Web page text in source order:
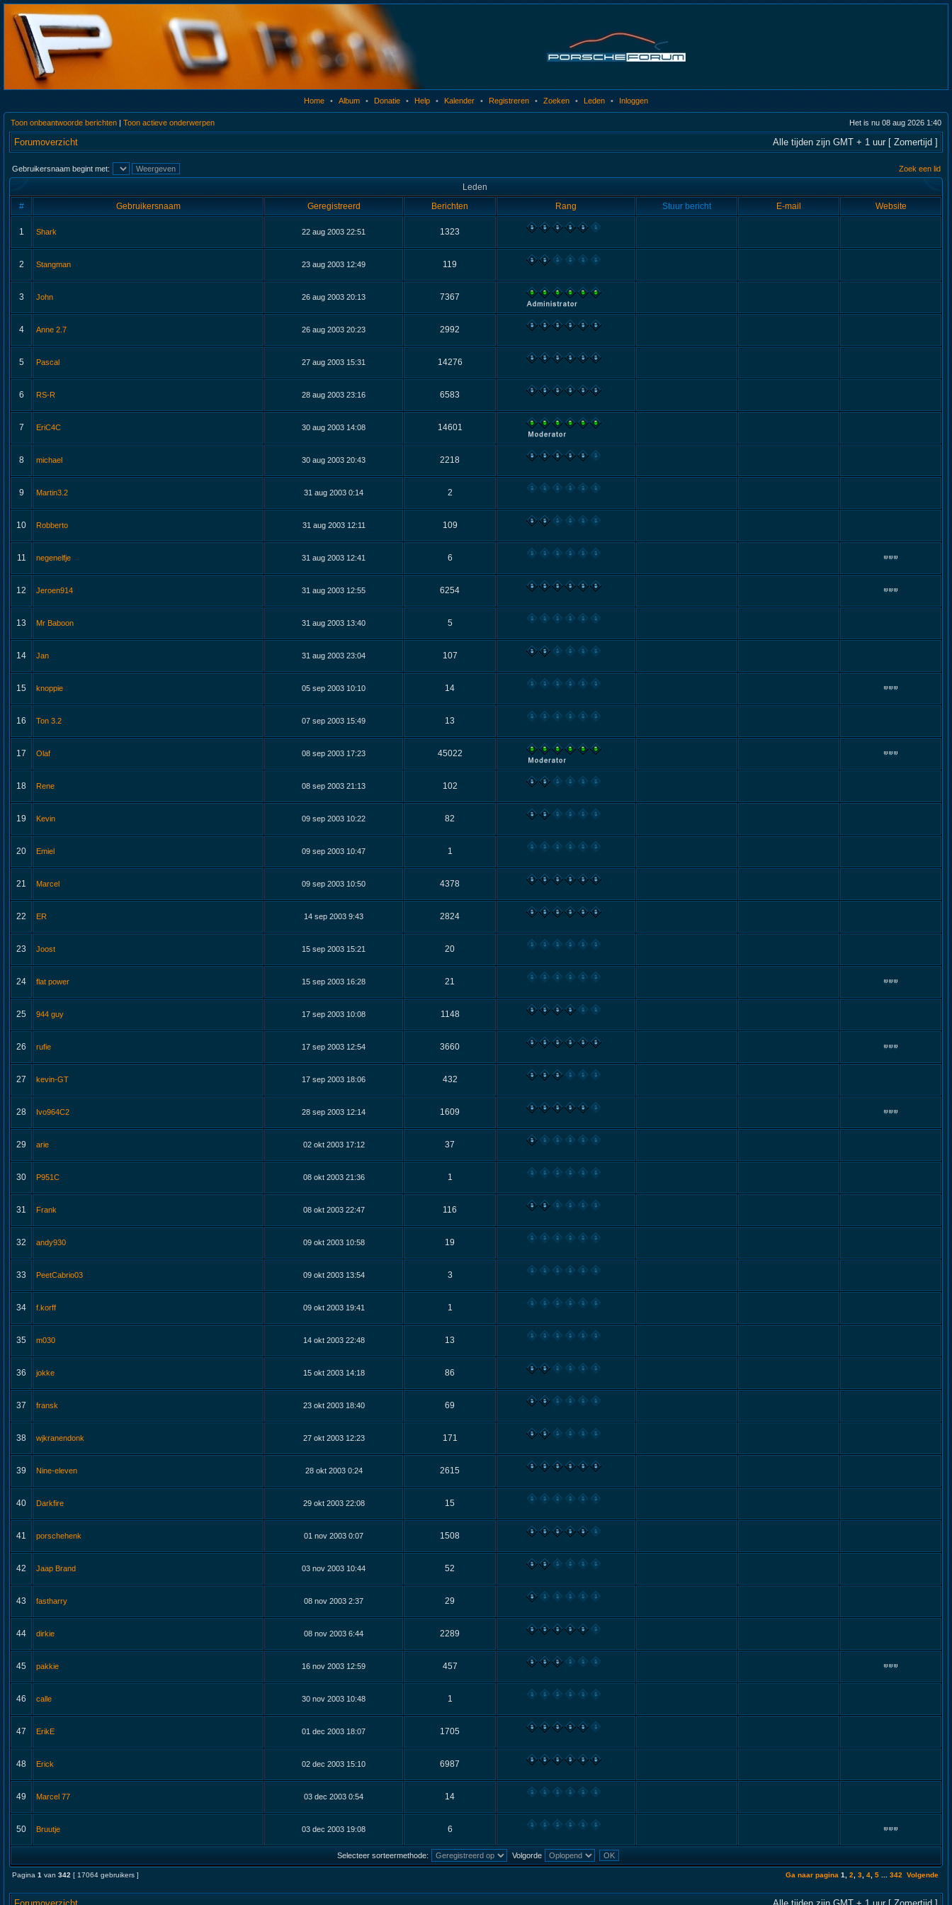
Home • Album • Donatie • Help • Kalender • Registreren • Zoeken • Leden • Inloggen
Toon onbeantwoorde berichten | Toon actieve onderwerpen Het is nu 08 aug 2026 1:40
Forumoverzicht Alle tijden zijn GMT + 1 uur [ Zomertijd ]
Gebruikersnaam begint met: Zoek een lid
Leden
#
Gebruikersnaam Geregistreerd Berichten Rang Stuur bericht E-mail Website
1 Shark 22 aug 2003 22:51 1323
2 Stangman 23 aug 2003 12:49 119
3 John 26 aug 2003 20:13 7367
4 Anne 2.7 26 aug 2003 20:23 2992
5 Pascal 27 aug 2003 15:31 14276
6 RS-R 28 aug 2003 23:16 6583
7 EriC4C 30 aug 2003 14:08 14601
8 michael 30 aug 2003 20:43 2218
9 Martin3.2 31 aug 2003 0:14 2
10 Robberto 31 aug 2003 12:11 109
11 negenelfje 31 aug 2003 12:41 6
12 Jeroen914 31 aug 2003 12:55 6254
13 Mr Baboon 31 aug 2003 13:40 5
14 Jan 31 aug 2003 23:04 107
15 knoppie 05 sep 2003 10:10 14
16 Ton 3.2 07 sep 2003 15:49 13
17 Olaf 08 sep 2003 17:23 45022
18 Rene 08 sep 2003 21:13 102
19 Kevin 09 sep 2003 10:22 82
20 Emiel 09 sep 2003 10:47 1
21 Marcel 09 sep 2003 10:50 4378
22 ER 14 sep 2003 9:43 2824
23 Joost 15 sep 2003 15:21 20
24 flat power 15 sep 2003 16:28 21
25 944 guy 17 sep 2003 10:08 1148
26 rufie 17 sep 2003 12:54 3660
27 kevin-GT 17 sep 2003 18:06 432
28 Ivo964C2 28 sep 2003 12:14 1609
29 arie 02 okt 2003 17:12 37
30 P951C 08 okt 2003 21:36 1
31 Frank 08 okt 2003 22:47 116
32 andy930 09 okt 2003 10:58 19
33 PeetCabrio03 09 okt 2003 13:54 3
34 f.korff 09 okt 2003 19:41 1
35 m030 14 okt 2003 22:48 13
36 jokke 15 okt 2003 14:18 86
37 fransk 23 okt 2003 18:40 69
38 wjkranendonk 27 okt 2003 12:23 171
39 Nine-eleven 28 okt 2003 0:24 2615
40 Darkfire 29 okt 2003 22:08 15
41 porschehenk 01 nov 2003 0:07 1508
42 Jaap Brand 03 nov 2003 10:44 52
43 fastharry 08 nov 2003 2:37 29
44 dirkie 08 nov 2003 6:44 2289
45 pakkie 16 nov 2003 12:59 457
46 calle 30 nov 2003 10:48 1
47 ErikE 01 dec 2003 18:07 1705
48 Erick 02 dec 2003 15:10 6987
49 Marcel 77 03 dec 2003 0:54 14
50 Bruutje 03 dec 2003 19:08 6
Selecteer sorteermethode: Volgorde
Pagina 1 van 342 [ 17064 gebruikers ] Ga naar pagina 1 2 3 4 5 342 Volgende